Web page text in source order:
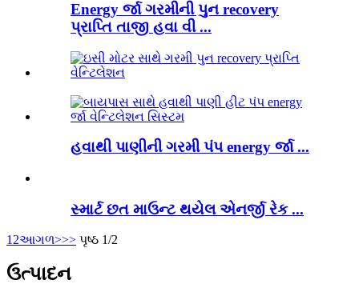
Energy ર્જા ગરમીની પુન recovery
પ્રાપ્તિ તાજી હવા વી ...
હવાથી પાણીની ગરમી પંપ energy ર્જા ...
સ્માર્ટ છત માઉન્ટ થયેલ એનર્જી રેક ...
1 2આગળ>>> પૃષ્ઠ 1/2
ઉત્પાદન